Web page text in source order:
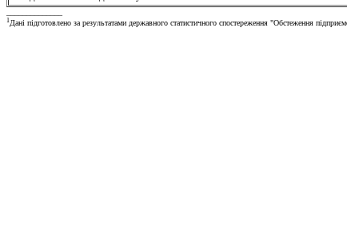
1 Дані підготовлено за результатами державного статистичного спостереження "Обстеження